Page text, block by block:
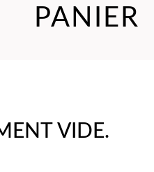
PANIER
VIDE.